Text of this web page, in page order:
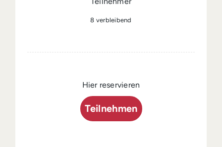
8 verbleibend
Hier reservieren
Teilnehmen